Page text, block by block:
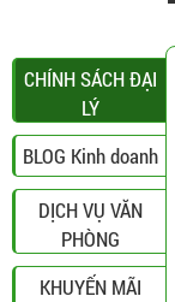
CHÍNH SÁCH ĐẠI
LÝ
BLOG Kinh doanh
DỊCH VỤ VĂN
PHÒNG
KHUYẾN MÃI